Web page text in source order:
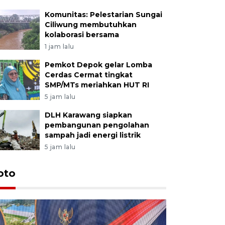
Komunitas: Pelestarian Sungai
Ciliwung membutuhkan
kolaborasi bersama
1 jam lalu
Pemkot Depok gelar Lomba
Cerdas Cermat tingkat
SMP/MTs meriahkan HUT RI
5 jam lalu
DLH Karawang siapkan
pembangunan pengolahan
sampah jadi energi listrik
5 jam lalu